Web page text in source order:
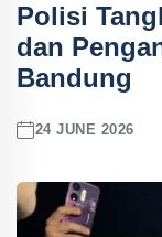
Polisi
dan
Bandung
24 JUNE 2026